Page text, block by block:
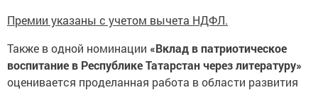
Премии указаны с учетом вычета НДФЛ.
Также в одной номинации «Вклад в патриотическое
воспитание в Республике Татарстан через литературу»
оценивается проделанная работа в области развития